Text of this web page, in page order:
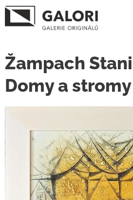
Žampach
Domy a stromy